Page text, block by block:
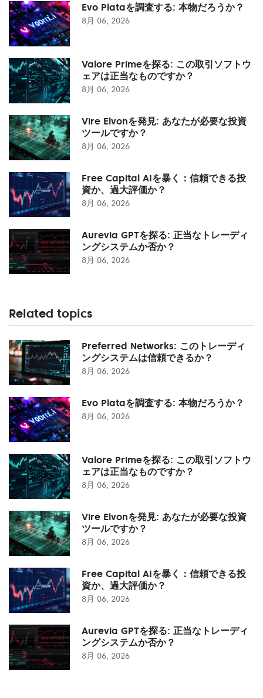
Evo Plataを調査する: 本物だろうか？
8月 06, 2026
Valore Primeを探る: この取引ソフトウ
ェアは正当なものですか？
8月 06, 2026
Vire Elvonを発見: あなたが必要な投資
ツールですか？
8月 06, 2026
Free Capital AIを暴く：信頼できる投
資か、過大評価か？
8月 06, 2026
Aurevia GPTを探る: 正当なトレーディ
ングシステムか否か？
8月 06, 2026
Related topics
Preferred Networks: このトレーディ
ングシステムは信頼できるか？
8月 06, 2026
Evo Plataを調査する: 本物だろうか？
8月 06, 2026
Valore Primeを探る: この取引ソフトウ
ェアは正当なものですか？
8月 06, 2026
Vire Elvonを発見: あなたが必要な投資
ツールですか？
8月 06, 2026
Free Capital AIを暴く：信頼できる投
資か、過大評価か？
8月 06, 2026
Aurevia GPTを探る: 正当なトレーディ
ングシステムか否か？
8月 06, 2026